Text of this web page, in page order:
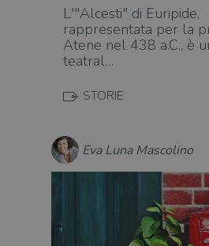
L'"Alcesti" di Euripide,
rappresentata per la
Atene nel 438 a.C., è
teatral…
STORIE
Eva Luna Mascolino